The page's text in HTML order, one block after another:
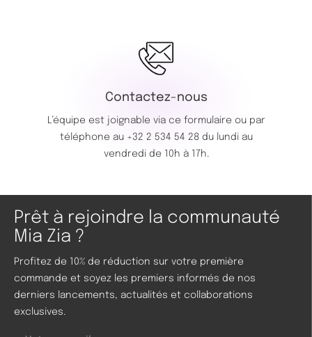
Contactez-nous
L’équipe est joignable via ce formulaire ou par
téléphone au +32 2 534 54 28du lundi au
vendredi de 10h à 17h.
Prêt à rejoindre la communauté
Mia Zia ?
Profitez de 10% de réduction sur votre première
commande et soyez les premiers informés de nos
derniers lancements, actualités et collaborations
exclusives.